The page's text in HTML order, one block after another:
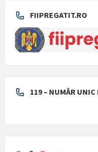
FIIPREGATIT.RO
119 – NUMĂR